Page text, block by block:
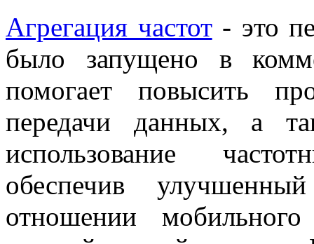
Агрегация частот- это
было запущено в
помогает повысить
передачи данных, а
использование
обеспечив
отношении